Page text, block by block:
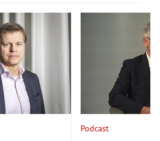
Podcast